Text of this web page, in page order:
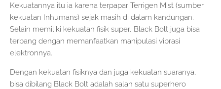
Kekuatannya itu ia karena terpapar Terrigen Mist (sumber
kekuatan Inhumans) sejak masih di dalam kandungan.
Selain memiliki kekuatan fisik super, Black Bolt juga bisa
terbang dengan memanfaatkan manipulasi vibrasi
elektronnya.
Dengan kekuatan fisiknya dan juga kekuatan suaranya,
bisa dibilang Black Bolt adalah salah satu superhero